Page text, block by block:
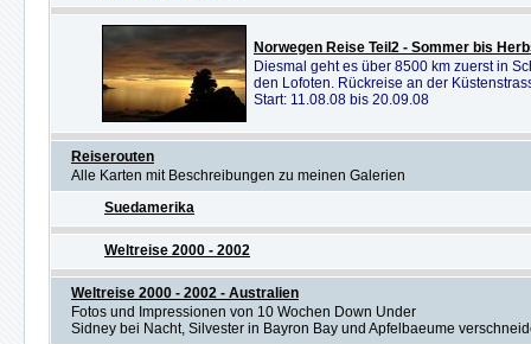
Norwegen Reise Teil2 - Sommer bis
Diesmal geht es über 8500 km zuerst in
den Lofoten. Rückreise an der
Start: 11.08.08 bis 20.09.08
Reiserouten
Alle Karten mit Beschreibungen zu meinen Galerien
Suedamerika
Weltreise 2000 - 2002
Weltreise 2000 - 2002 - Australien
Fotos und Impressionen von 10 Wochen Down Under
Sidney bei Nacht, Silvester in Bayron Bay und Apfelbaeume